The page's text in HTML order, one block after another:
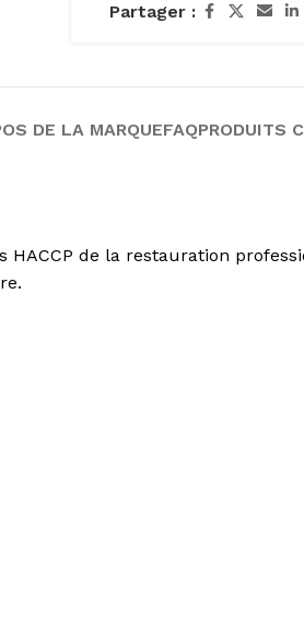
Partager :
DE LA MARQUEFAQPRODUITS
de la restauration